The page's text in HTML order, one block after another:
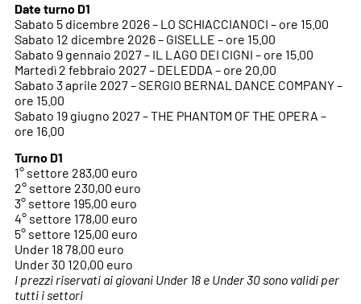
Date turno D1
Sabato 5 dicembre 2026 – LO SCHIACCIANOCI – ore 15.00
Sabato 12 dicembre 2026 – GISELLE – ore 15.00
Sabato 9 gennaio 2027 – IL LAGO DEI CIGNI – ore 15.00
Martedì 2 febbraio 2027 – DELEDDA – ore 20.00
Sabato 3 aprile 2027 – SERGIO BERNAL DANCE COMPANY –
ore 15.00
Sabato 19 giugno 2027 – THE PHANTOM OF THE OPERA –
ore 16.00
Turno D1
1° settore 283,00 euro
2° settore 230,00 euro
3° settore 195,00 euro
4° settore 178,00 euro
5° settore 125,00 euro
Under 18 78,00 euro
Under 30 120,00 euro
I prezzi riservati ai giovani Under 18 e Under 30 sono validi per
tutti i settori